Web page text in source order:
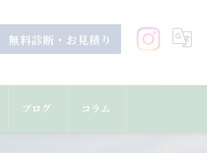
無料診断・お見積り
ブログ コラム